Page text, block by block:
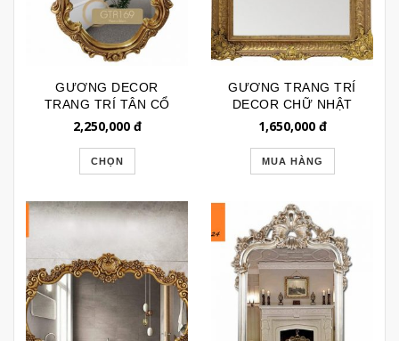
GƯƠNG DECOR
TRANG TRÍ TÂN CỔ
ĐIỂN DÁNG CÁNH
2,250,000đ
CHỌN
GƯƠNG TRANG TRÍ
DECOR CHỮ NHẬT
TÂN CỔ ĐIỂN BL113B
1,650,000đ
MUA HÀNG